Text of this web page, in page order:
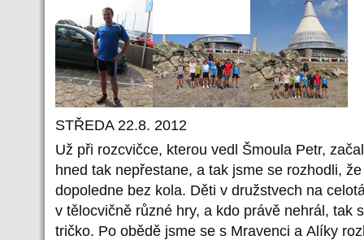
STŘEDA 22.8. 2012
Už při rozcvičce, kterou vedl Šmoula Petr,
hned tak nepřestane, a tak jsme se rozhodli,
dopoledne bez kola. Děti v družstvech na
v tělocvičně různé hry, a kdo právě nehrál, tak
tričko. Po obědě jsme se s Mravenci a Alíky